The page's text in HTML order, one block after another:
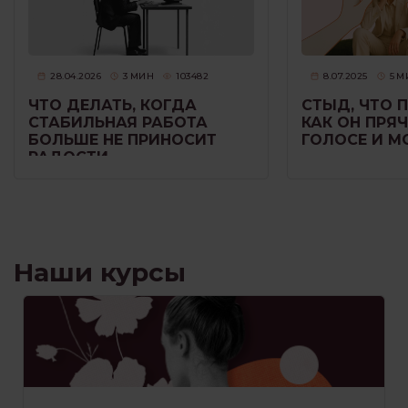
28.04.2026 3 МИН 103482
ЧТО ДЕЛАТЬ, КОГДА
СТАБИЛЬНАЯ РАБОТА
БОЛЬШЕ НЕ ПРИНОСИТ
РАДОСТИ
8.07.2025 5
СТЫД, ЧТО
КАК ОН
ГОЛОСЕ И
Наши курсы